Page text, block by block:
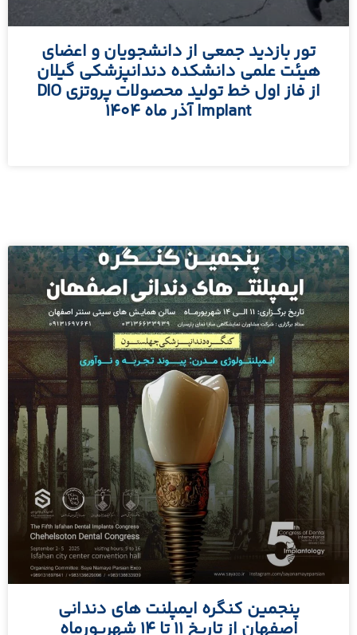
تور بازدید جمعی از دانشجویان و اعضای
هیئت علمی دانشکده دندانپزشکی گیلان
از فاز اول خط تولید محصولات پروتزی DIO
Implant آذر ماه 1404
پنجمین کنگره ایمپلنت های دندانی
اصفهان از تاریخ ۱۱ تا ۱۴ شهریورماه